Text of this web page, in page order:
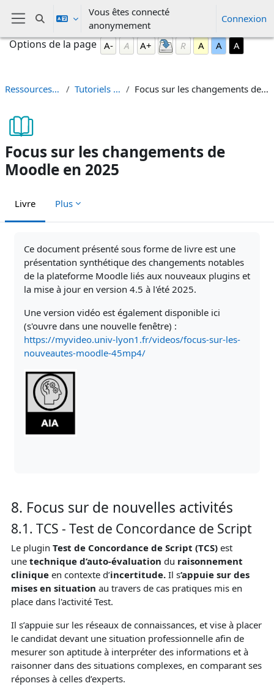
Passer au contenu principal
Panneau latéral
Activer/désactiver la saisie de recherche
Vous êtes connecté
anonymement
Connexion
Blocs
Passer Options de la page
Options de la page A- A A+ R A A A
Ressources Moodle Tutoriels Moodle Focus sur les changements de Moodle en 2025
Focus sur les changements de
Moodle en 2025
Livre Plus
Ce document présenté sous forme de livre est une
présentation synthétique des changements notables
de la plateforme Moodle liés aux nouveaux plugins et
la mise à jour en version 4.5 à l'été 2025.
Une version vidéo est également disponible ici
(s'ouvre dans une nouvelle fenêtre) :
https://myvideo.univ-lyon1.fr/videos/focus-sur-les-
nouveautes-moodle-45mp4/
8. Focus sur de nouvelles activités
8.1. TCS - Test de Concordance de Script
Le plugin Test de Concordance de Script (TCS) est
une technique d’auto-évaluation du raisonnement
clinique en contexte d’incertitude. Il s’appuie sur des
mises en situation au travers de cas pratiques mis en
place dans l'activité Test.
Il s’appuie sur les réseaux de connaissances, et vise à placer
le candidat devant une situation professionnelle afin de
mesurer son aptitude à interpréter des informations et à
raisonner dans des situations complexes, en comparant ses
réponses à celles d’experts.